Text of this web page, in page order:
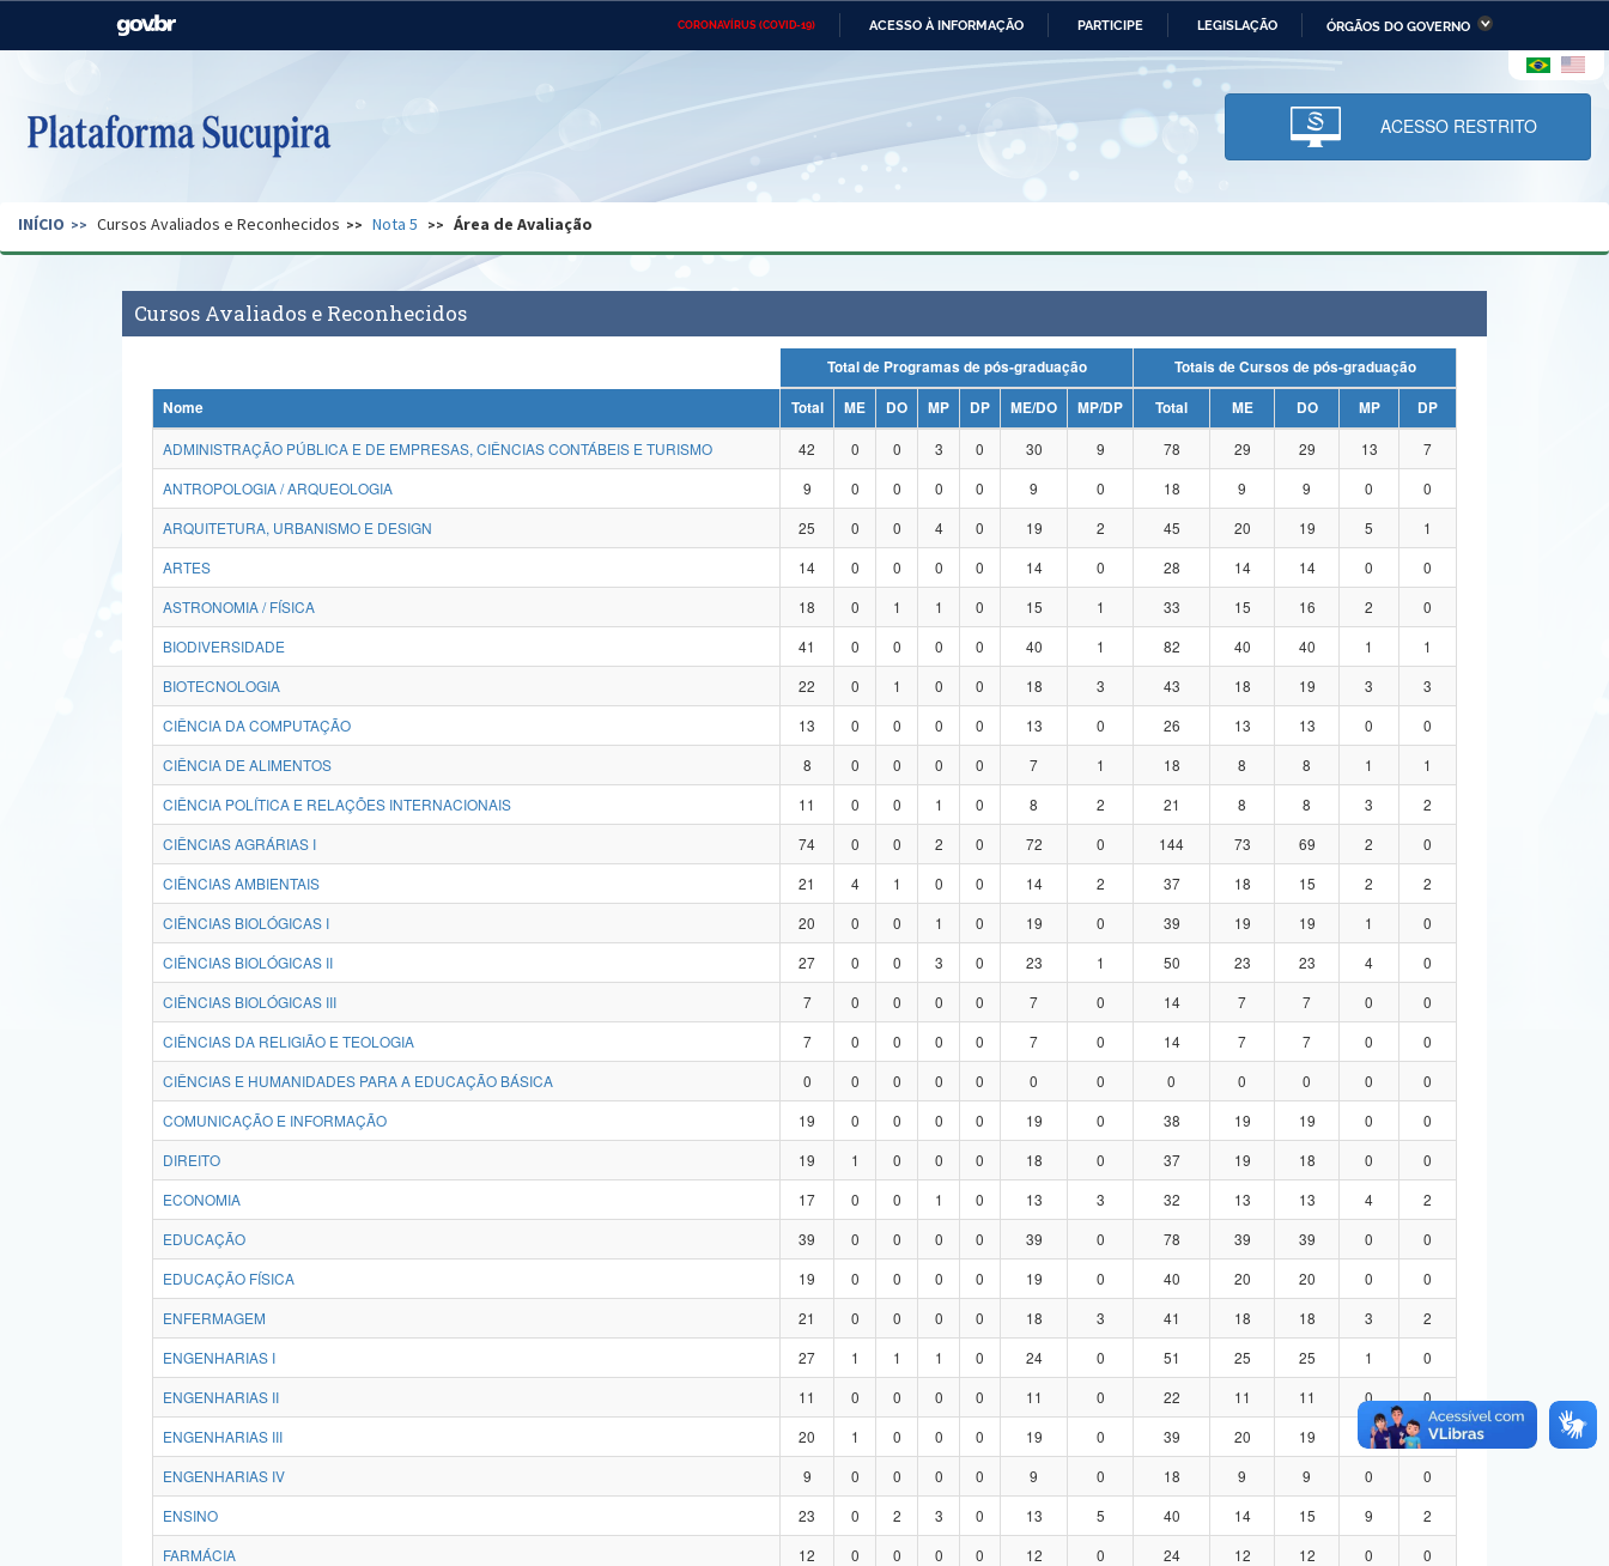
CORONAVÍRUS (COVID-19) ACESSO À INFORMAÇÃO PARTICIPE LEGISLAÇÃO ÓRGÃOS DO GOVERNO
Casa Civil Ministério das Relações Ministério da Economia Ministério da Infraestrutura
Pecuária e Abastecimento
Ministério da Ciência,
Tecnologia, Inovações e
Comunicações
Ministério do Desenvolvimento
Regional e dos Direitos Humanos
Secretaria de Governo Gabinete de Segurança Advocacia-Geral da União Banco Central do Brasil Planalto
ACESSO RESTRITO
INÍCIO Cursos Avaliados e Reconhecidos Nota 5 Área de Avaliação
Cursos Avaliados e Reconhecidos
Total de Programas de pós-graduação
Totais de Cursos de pós-graduação
Nome
Total ME DO MP DP ME/DO MP/DP Total ME DO MP
DP
ADMINISTRAÇÃO PÚBLICA E DE EMPRESAS, CIÊNCIAS CONTÁBEIS E TURISMO
42 0 0 3 0 30 9 78 29 29 13
7
ANTROPOLOGIA / ARQUEOLOGIA
9 0 0 0 0 9 0 18 9 9 0
0
ARQUITETURA, URBANISMO E DESIGN
25 0 0 4 0 19 2 45 20 19 5
1
ARTES
14 0 0 0 0 14 0 28 14 14 0
0
ASTRONOMIA / FÍSICA
18 0 1 1 0 15 1 33 15 16 2
0
BIODIVERSIDADE
41 0 0 0 0 40 1 82 40 40 1
1
BIOTECNOLOGIA
22 0 1 0 0 18 3 43 18 19 3
3
CIÊNCIA DA COMPUTAÇÃO
13 0 0 0 0 13 0 26 13 13 0
0
CIÊNCIA DE ALIMENTOS
8 0 0 0 0 7 1 18 8 8 1
1
CIÊNCIA POLÍTICA E RELAÇÕES INTERNACIONAIS
11 0 0 1 0 8 2 21 8 8 3
2
CIÊNCIAS AGRÁRIAS I
74 0 0 2 0 72 0 144 73 69 2
0
CIÊNCIAS AMBIENTAIS
21 4 1 0 0 14 2 37 18 15 2
2
CIÊNCIAS BIOLÓGICAS I
20 0 0 1 0 19 0 39 19 19 1
0
CIÊNCIAS BIOLÓGICAS II
27 0 0 3 0 23 1 50 23 23 4
0
CIÊNCIAS BIOLÓGICAS III
7 0 0 0 0 7 0 14 7 7 0
0
CIÊNCIAS DA RELIGIÃO E TEOLOGIA
7 0 0 0 0 7 0 14 7 7 0
0
CIÊNCIAS E HUMANIDADES PARA A EDUCAÇÃO BÁSICA
0 0 0 0 0 0 0 0 0 0 0
0
COMUNICAÇÃO E INFORMAÇÃO
19 0 0 0 0 19 0 38 19 19 0
0
DIREITO
19 1 0 0 0 18 0 37 19 18 0
0
ECONOMIA
17 0 0 1 0 13 3 32 13 13 4
2
EDUCAÇÃO
39 0 0 0 0 39 0 78 39 39 0
0
EDUCAÇÃO FÍSICA
19 0 0 0 0 19 0 40 20 20 0
0
ENFERMAGEM
21 0 0 0 0 18 3 41 18 18 3
2
ENGENHARIAS I
27 1 1 1 0 24 0 51 25 25 1
0
ENGENHARIAS II
11 0 0 0 0 11 0 22 11 11 0
0
ENGENHARIAS III
20 1 0 0 0 19 0 39 20 19 0
0
ENGENHARIAS IV
9 0 0 0 0 9 0 18 9 9 0
0
ENSINO
23 0 2 3 0 13 5 40 14 15 9
2
FARMÁCIA
12 0 0 0 0 12 0 24 12 12 0
0